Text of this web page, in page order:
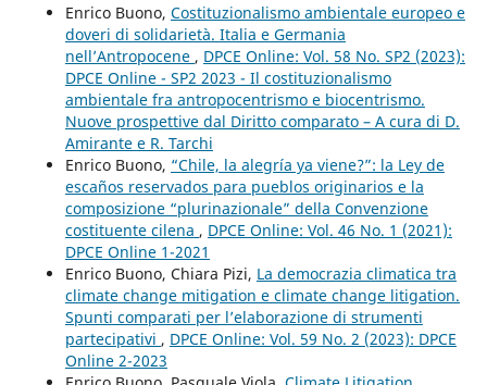
Enrico Buono, Costituzionalismo ambientale europeo e
doveri di solidarietà. Italia e Germania
nell’Antropocene , DPCE Online: Vol. 58 No. SP2 (2023):
DPCE Online - SP2 2023 - Il costituzionalismo
ambientale fra antropocentrismo e biocentrismo.
Nuove prospettive dal Diritto comparato – A cura di D.
Amirante e R. Tarchi
Enrico Buono, “Chile, la alegría ya viene?”: la Ley de
escaños reservados para pueblos originarios e la
composizione “plurinazionale” della Convenzione
costituente cilena , DPCE Online: Vol. 46 No. 1 (2021):
DPCE Online 1-2021
Enrico Buono, Chiara Pizi, La democrazia climatica tra
climate change mitigation e climate change litigation.
Spunti comparati per l’elaborazione di strumenti
partecipativi , DPCE Online: Vol. 59 No. 2 (2023): DPCE
Online 2-2023